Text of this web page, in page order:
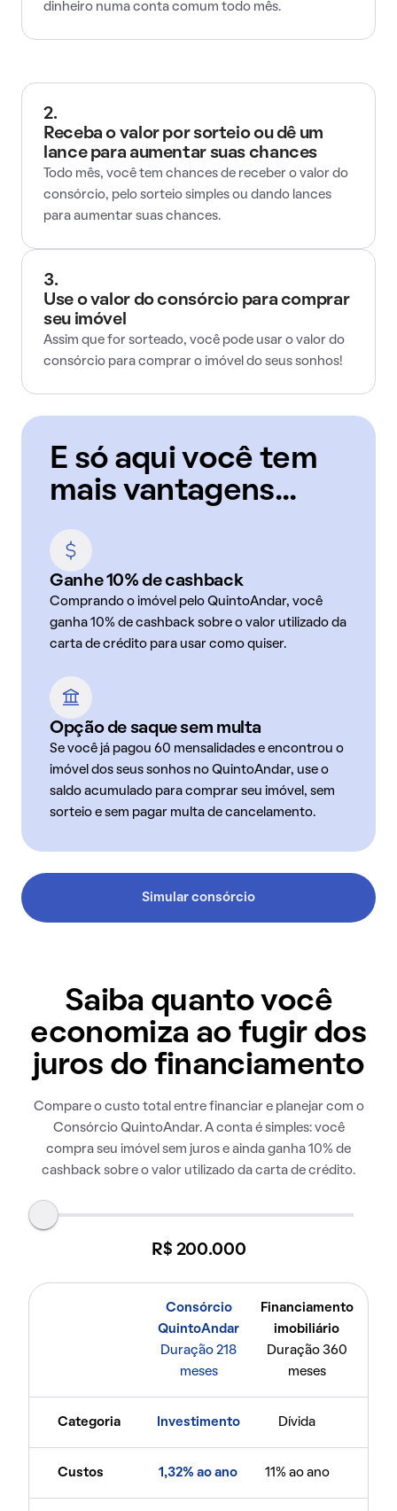
dinheiro numa conta comum todo mês.
2.
Receba o valor por sorteio ou dê um
lance para aumentar suas chances
Todo mês, você tem chances de receber o valor do
consórcio, pelo sorteio simples ou dando lances
para aumentar suas chances.
3.
Use o valor do consórcio para comprar
seu imóvel
Assim que for sorteado, você pode usar o valor do
consórcio para comprar o imóvel do seus sonhos!
E só aqui você tem
mais vantagens...
Ganhe 10% de cashback
Comprando o imóvel pelo QuintoAndar, você
ganha 10% de cashback sobre o valor utilizado da
carta de crédito para usar como quiser.
Opção de saque sem multa
Se você já pagou 60 mensalidades e encontrou o
imóvel dos seus sonhos no QuintoAndar, use o
saldo acumulado para comprar seu imóvel, sem
sorteio e sem pagar multa de cancelamento.
Simular consórcio
Saiba quanto você
economiza ao fugir dos
juros do financiamento
Compare o custo total entre financiar e planejar com o
Consórcio QuintoAndar. A conta é simples: você
compra seu imóvel sem juros e ainda ganha 10% de
cashback sobre o valor utilizado da carta de crédito.
R$ 200.000
Consórcio
QuintoAndar
Duração 218
meses
Financiamento
imobiliário
Duração 360
meses
Categoria Investimento Dívida
Custos 1,32% ao ano 11% ao ano